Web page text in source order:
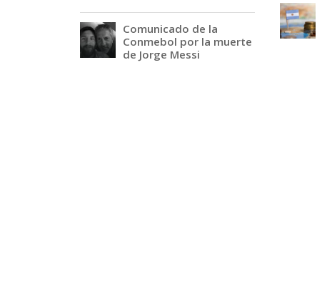
Comunicado de la
Conmebol por la muerte
de Jorge Messi